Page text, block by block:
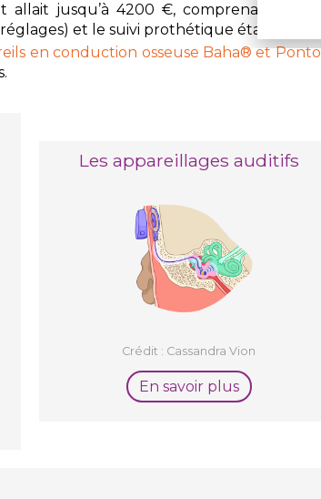
allait jusqu’à 4200 €, comprenant
et le suivi prothétique étalé sur 5
en conduction osseuse Baha® et Ponto
Les appareillages auditifs
Crédit : Cassandra Vion
En savoir plus